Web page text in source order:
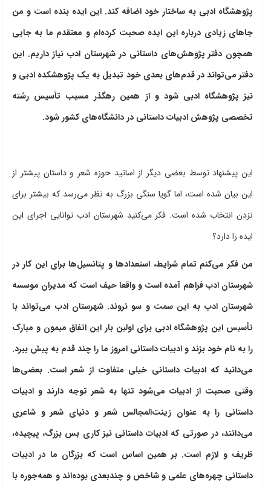
پژوهشگاه ادبی به ساختار خود اضافه کند. این ایده بنده است و من
جاهای زیادی درباره این ایده صحبت کرده‌ام و معتقدم ما به جایی
همچون دفتر پژوهش‌های داستانی در شهرستان ادب نیاز داریم. این
دفتر می‌تواند در قدم‌های بعدی خود تبدیل به یک پژوهشکده ادبی و
نیز پژوهشگاه ادبی شود و از همین رهگذر مسبب تأسیس رشته
تخصصی پژوهش ادبیات داستانی در دانشگاه‌های کشور شود.
این پیشنهاد توسط بعضی دیگر از اساتید حوزه شعر و داستان پیشتر از
این بیان شده است، اما گویا سنگی بزرگ به نظر می‌رسد که بیشتر برای
نزدن انتخاب شده است. فکر می‌کنید شهرستان ادب توانایی اجرای این
ایده را دارد؟
من فکر می‌کنم تمام شرایط، استعدادها و پتانسیل‌ها برای این کار در
شهرستان ادب فراهم آمده است و واقعا حیف است که مدیران موسسه
شهرستان ادب به این سمت و سو نروند. شهرستان ادب می‌تواند با
تأسیس این پژوهشگاه ادبی برای اولین بار این اتفاق میمون و مبارک
را به نام خود بزند و ادبیات داستانی امروز ما را چند قدم به پیش ببرد.
می‌دانید که ادبیات داستانی خیلی متفاوت از شعر است. بعضی‌ها
وقتی صحبت از ادبیات می‌شود تنها به شعر توجه دارند و ادبیات
داستانی را به عنوان زینت‌المجالس شعر و دنیای شعر و شاعری
می‌دانند، در صورتی که ادبیات داستانی نیز کاری بس بزرگ، پیچیده،
ظریف و لازم است. بر همین اساس است که بزرگان ما در ادبیات
داستانی چهره‌های علمی و شاخص و چندبعدی بوده‌اند و همه‌جوره با